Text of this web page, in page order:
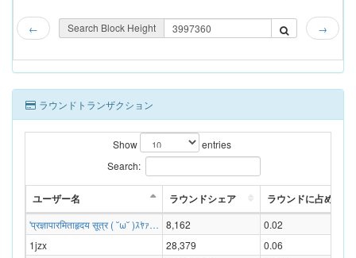
← Search Block Height →
ラウンドトランザクション
Show
entries
Search:
ユーザー名 ラウンドシェア ラウンドに占める割
'प्रज्ञापारमिताहृदय सूत्र ( ˘ω˘ )ｽﾔｧ… 8,162
0.02
1jzx
28,379
0.06